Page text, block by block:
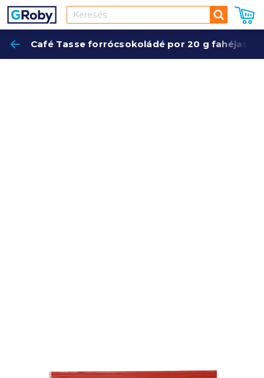
Keresés
Café Tasse forrócsokoládé por 20 g fahéjas